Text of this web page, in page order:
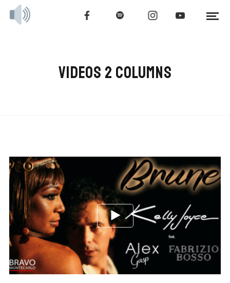
VIDEOS 2 COLUMNS